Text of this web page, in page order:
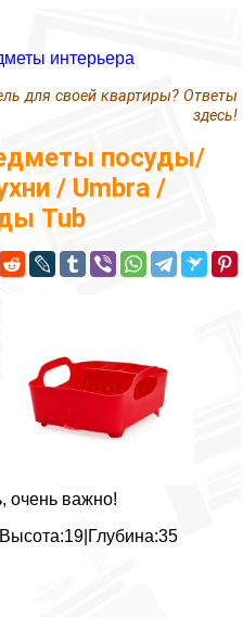
интерьера
для своей квартиры? Ответы
здесь!
посуды/
/ Umbra /
Tub
очень важно!